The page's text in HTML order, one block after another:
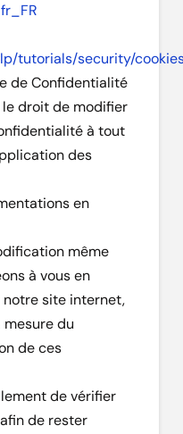
tutorials/security/
de Confidentialité
le droit de modifier
à tout
des
en
même
à vous en
site internet,
mesure du
de ces
de vérifier
de rester